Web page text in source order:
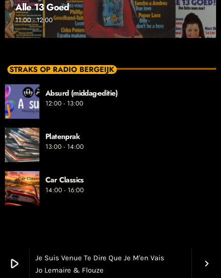
play_arrow
Je Suis Venue Te Dire Que Je M'en Vais
Jo Lemaire & Flouze
keyboard_arrow_right
Alle 13 Goed
11:00 - 12:00
STRAKS OP RADIO BERGEIJK
Absurd (middag-editie)
12:00 - 13:00
Platenprak
13:00 - 14:00
Car Classics
14:00 - 16:00